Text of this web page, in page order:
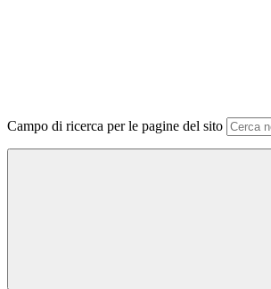
Campo di ricerca per le pagine del sito